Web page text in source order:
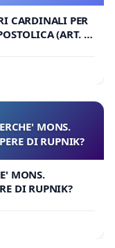
CARDINALI PER
(ART. 3
MONS.
DI RUPNIK?
MONS.
DI RUPNIK?